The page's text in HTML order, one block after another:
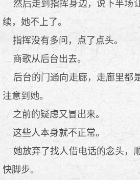
然后走到指挥身边，说下半场
续，她不上了。
指挥没有多问，点了点头。
商歌从后台出去。
后台的门通向走廊，走廊里都
注意到她。
之前的疑虑又冒出来。
这些人本身就不正常。
她放弃了找人借电话的念头，
快脚步。